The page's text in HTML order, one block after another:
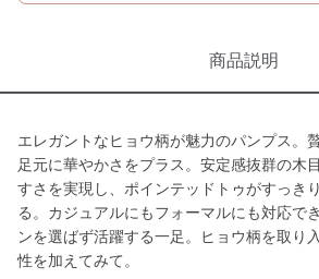
商品説明
エレガントなヒョウ柄が魅力のパンプス。
足元に華やかさをプラス。安定感抜群の木
すさを実現し、ポインテッドトゥがすっき
る。カジュアルにもフォーマルにも対応で
ンを選ばず活躍する一足。ヒョウ柄を取り
性を加えてみて。